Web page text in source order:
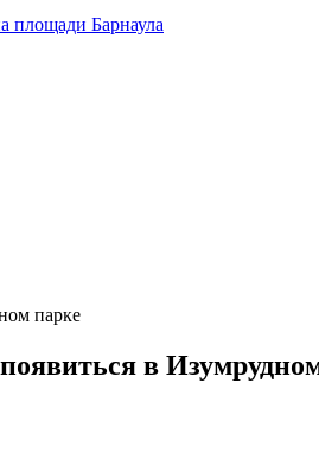
площади Барнаула
парке
в